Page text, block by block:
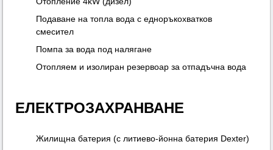
Подаване на топла вода с едноръкохватков
смесител
Помпа за вода под налягане
Отопляем и изолиран резервоар за отпадъчна вода
ЕЛЕКТРОЗАХРАНВАНЕ
Жилищна батерия (с литиево-йонна батерия Dexter)